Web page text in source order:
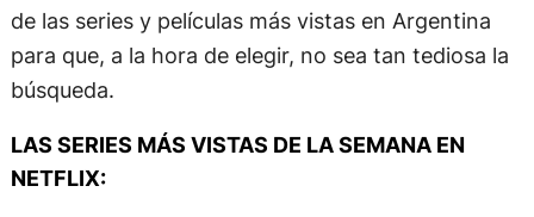
de las series y películas más vistas en Argentina
para que, a la hora de elegir, no sea tan tediosa la
búsqueda.
LAS SERIES MÁS VISTAS DE LA SEMANA EN
NETFLIX: